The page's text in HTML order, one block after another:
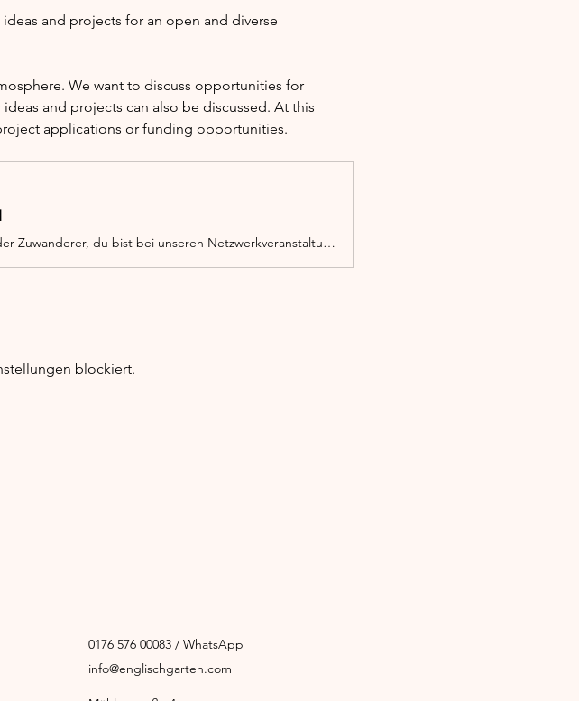
and projects for an open and diverse
We want to discuss opportunities for
and projects can also be discussed. At this
applications or funding opportunities.
Ob Migrant*in, Person mit Migrationserfahrung oder Zuwanderer, du bist bei unseren Netzwerkveranstaltungen herzlich willkommen.
blockiert.
0176 576 00083 / WhatsApp
info@englischgarten.com